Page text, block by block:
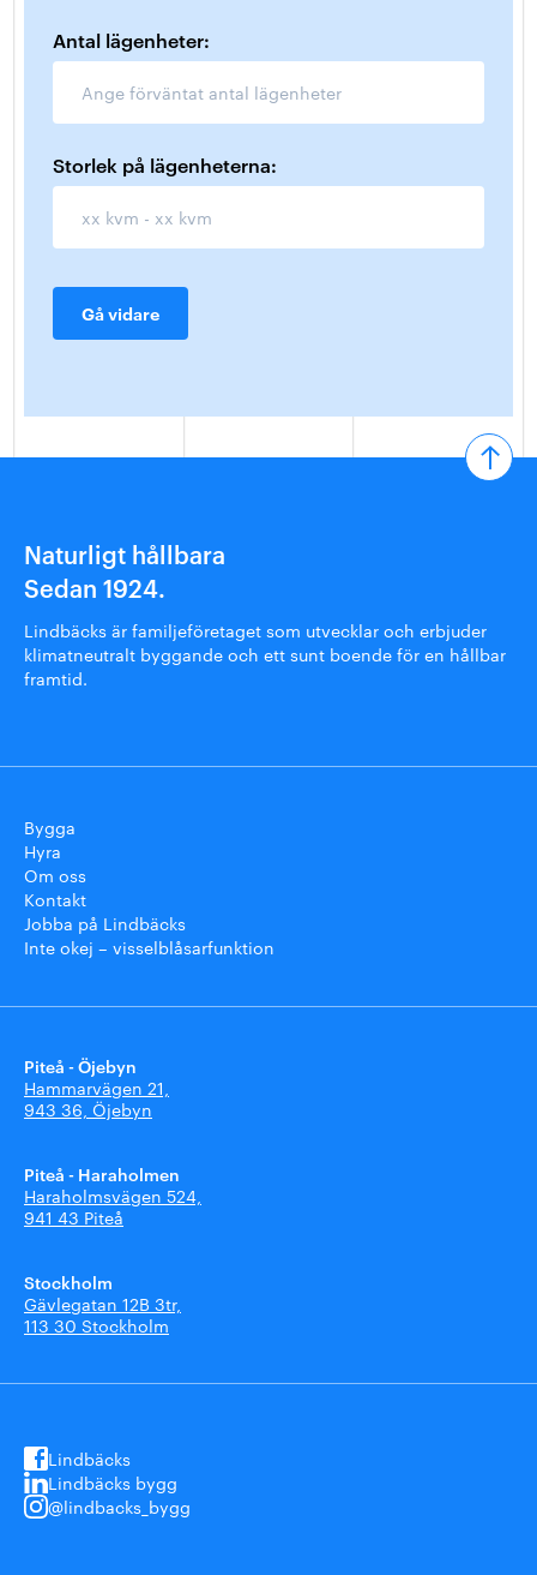
Antal lägenheter:
Storlek på lägenheterna:
Gå vidare
Naturligt hållbara
Sedan 1924.
Lindbäcks är familjeföretaget som utvecklar och erbjuder
klimatneutralt byggande och ett sunt boende för en hållbar
framtid.
Bygga
Hyra
Om oss
Kontakt
Jobba på Lindbäcks
Inte okej – visselblåsarfunktion
Piteå - Öjebyn
Hammarvägen 21,
943 36, Öjebyn
Piteå - Haraholmen
Haraholmsvägen 524,
941 43 Piteå
Stockholm
Gävlegatan 12B 3tr,
113 30 Stockholm
Lindbäcks
Lindbäcks bygg
@lindbacks_bygg